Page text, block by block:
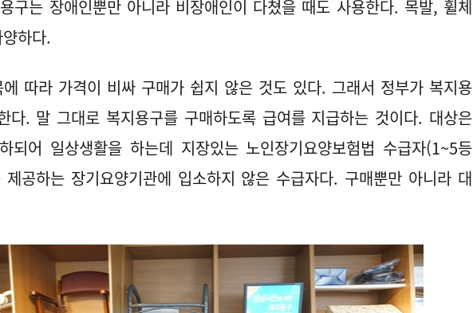
구는 장애인뿐만 아니라 비장애인이 다쳤을 때도 사용한다. 목발, 휠체
하다.
에 따라 가격이 비싸 구매가 쉽지 않은 것도 있다. 그래서 정부가 복지용
다. 말 그대로 복지용구를 구매하도록 급여를 지급하는 것이다. 대상은
되어 일상생활을 하는데 지장있는 노인장기요양보험법 수급자(1~5등
공하는 장기요양기관에 입소하지 않은 수급자다. 구매뿐만 아니라 대